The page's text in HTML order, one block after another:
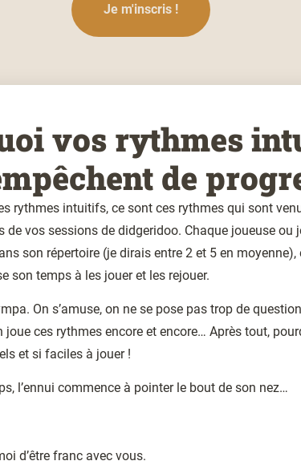
Je m'inscris !
vos rythmes
de
rythmes intuitifs, ce sont ces rythmes qui sont
de vos sessions de didgeridoo. Chaque joueuse ou
son répertoire (je dirais entre 2 et 5 en moyenne),
son temps à les jouer et les rejouer.
On s’amuse, on ne se pose pas trop de
joue ces rythmes encore et encore… Après tout,
et si faciles à jouer !
l’ennui commence à pointer le bout de son nez…
d’être franc avec vous.